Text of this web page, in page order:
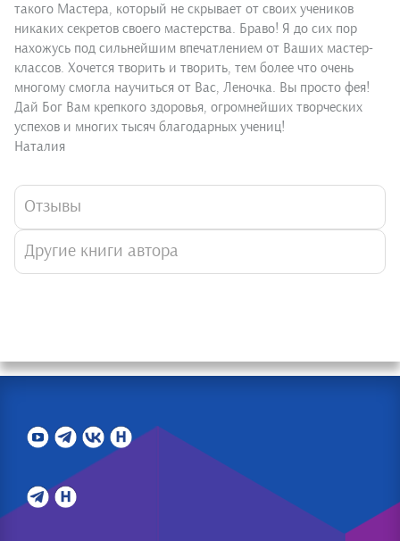
такого Мастера, который не скрывает от своих учеников
никаких секретов своего мастерства. Браво! Я до сих пор
нахожусь под сильнейшим впечатлением от Ваших мастер-
классов. Хочется творить и творить, тем более что очень
многому смогла научиться от Вас, Леночка. Вы просто фея!
Дай Бог Вам крепкого здоровья, огромнейших творческих
успехов и многих тысяч благодарных учениц!
Наталия
Отзывы
Другие книги автора